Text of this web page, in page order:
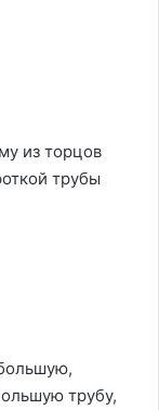
из торцов
трубы
трубу,